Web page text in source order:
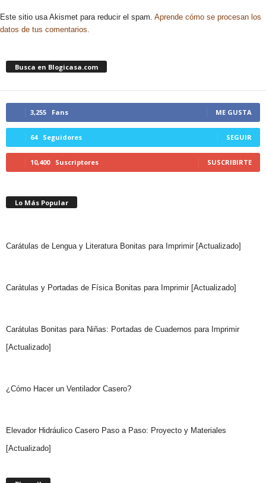
Este sitio usa Akismet para reducir el spam. Aprende cómo se procesan los
datos de tus comentarios.
Busca en Blogicasa.com
3,255 Fans ME GUSTA
64 Seguidores SEGUIR
10,400 Suscriptores SUSCRIBIRTE
Lo Más Popular
Carátulas de Lengua y Literatura Bonitas para Imprimir [Actualizado]
Carátulas y Portadas de Física Bonitas para Imprimir [Actualizado]
Carátulas Bonitas para Niñas: Portadas de Cuadernos para Imprimir
[Actualizado]
¿Cómo Hacer un Ventilador Casero?
Elevador Hidráulico Casero Paso a Paso: Proyecto y Materiales
[Actualizado]